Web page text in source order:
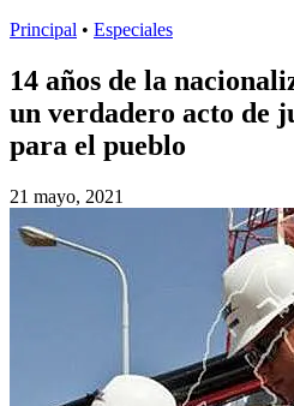
Principal • Especiales
14 años de la
un verdadero acto de
para el pueblo
21 mayo, 2021